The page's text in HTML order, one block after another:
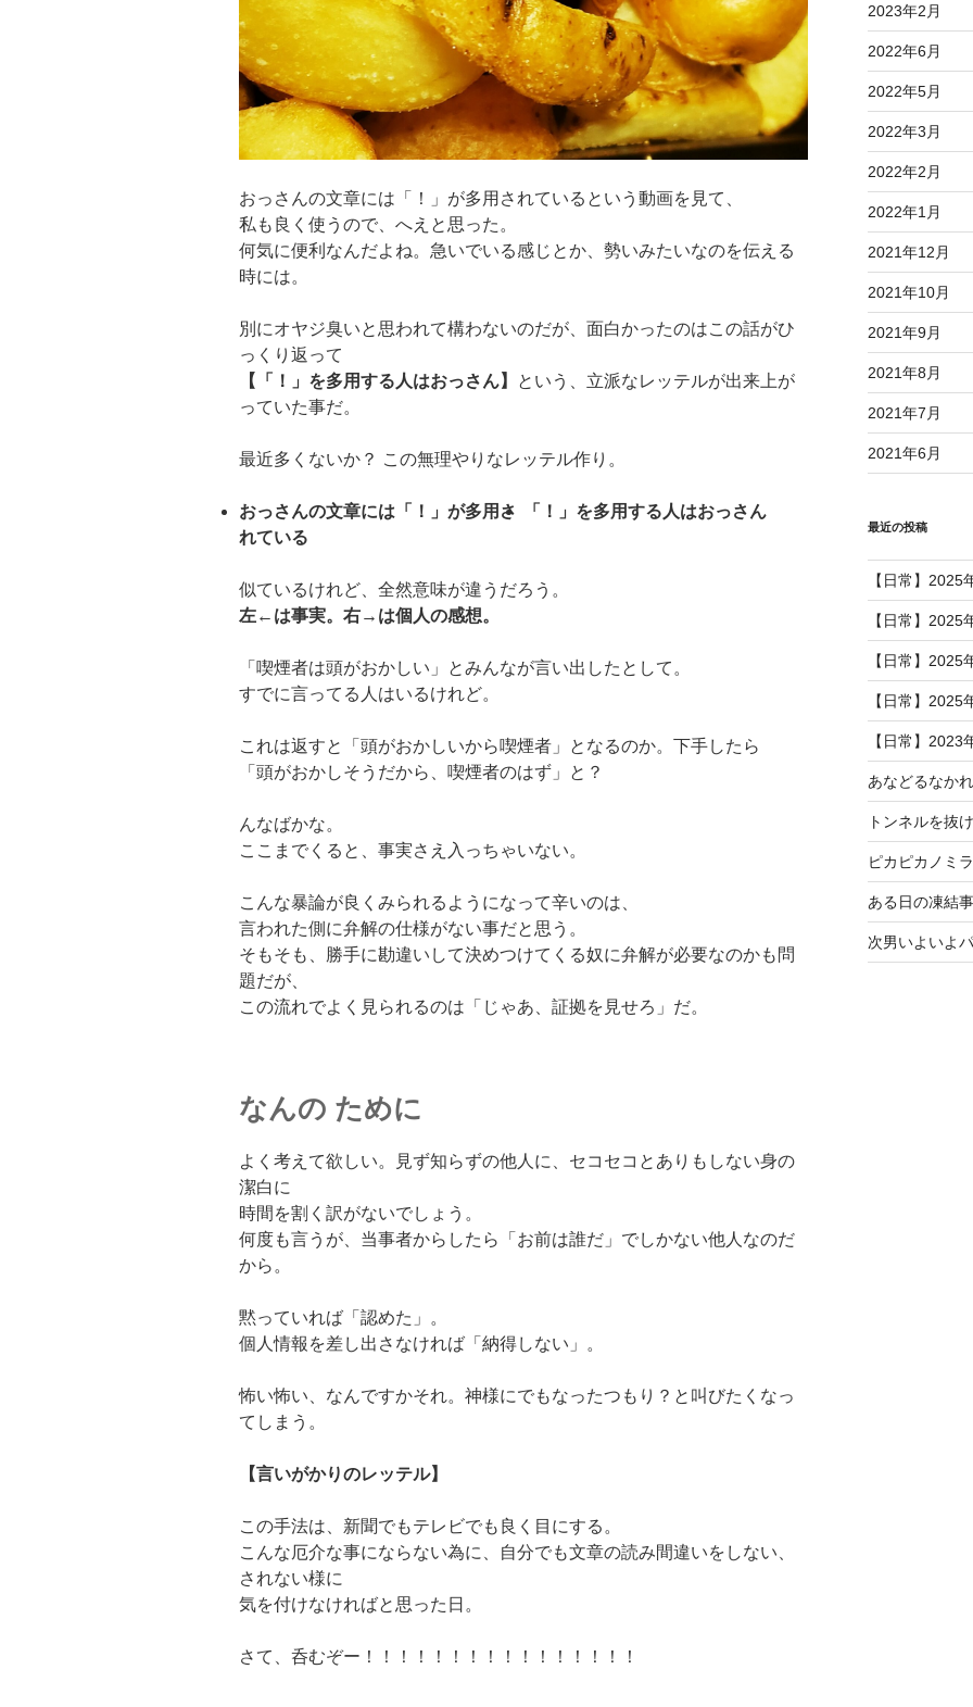
おっさんの文章には「！」が多用されているという動画を見て、
私も良く使うので、へえと思った。
何気に便利なんだよね。急いでいる感じとか、勢いみたいなのを伝える
時には。
別にオヤジ臭いと思われて構わないのだが、面白かったのはこの話がひ
っくり返って
【「！」を多用する人はおっさん】
という、立派なレッテルが出来上が
っていた事だ。
最近多くないか？ この無理やりなレッテル作り。
おっさんの文章には「！」が多用さ
れている
「！」を多用する人はおっさん
似ているけれど、全然意味が違うだろう。
左←は事実。右→は個人の感想。
「喫煙者は頭がおかしい」とみんなが言い出したとして。
すでに言ってる人はいるけれど。
これは返すと「頭がおかしいから喫煙者」となるのか。下手したら
「頭がおかしそうだから、喫煙者のはず」と？
んなばかな。
ここまでくると、事実さえ入っちゃいない。
こんな暴論が良くみられるようになって辛いのは、
言われた側に弁解の仕様がない事だと思う。
そもそも、勝手に勘違いして決めつけてくる奴に弁解が必要なのかも問
題だが、
この流れでよく見られるのは「じゃあ、証拠を見せろ」だ。
なんの ために
よく考えて欲しい。見ず知らずの他人に、セコセコとありもしない身の
潔白に
時間を割く訳がないでしょう。
何度も言うが、当事者からしたら「お前は誰だ」でしかない他人なのだ
から。
黙っていれば「認めた」。
個人情報を差し出さなければ「納得しない」。
怖い怖い、なんですかそれ。神様にでもなったつもり？と叫びたくなっ
てしまう。
【言いがかりのレッテル】
この手法は、新聞でもテレビでも良く目にする。
こんな厄介な事にならない為に、自分でも文章の読み間違いをしない、
されない様に
気を付けなければと思った日。
さて、呑むぞー！！！！！！！！！！！！！！！！
2023年2月
2022年6月
2022年5月
2022年3月
2022年2月
2022年1月
2021年12月
2021年10月
2021年9月
2021年8月
2021年7月
2021年6月
最近の投稿
【日常】2025
【日常】2025
【日常】2025
【日常】2025
【日常】2023
あなどるなか
トンネルを抜
ピカピカノミ
ある日の凍結
次男いよいよ